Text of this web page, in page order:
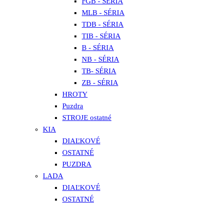
MLB - SÉRIA
TDB - SÉRIA
TIB - SÉRIA
B - SÉRIA
NB - SÉRIA
TB- SÉRIA
ZB - SÉRIA
HROTY
Puzdra
STROJE ostatné
KIA
DIAĽKOVÉ
OSTATNÉ
PUZDRA
LADA
DIAĽKOVÉ
OSTATNÉ